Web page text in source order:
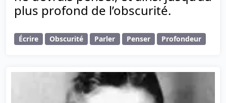
plus profond de l’obscurité.
Écrire Obscurité Parler Penser Profondeur